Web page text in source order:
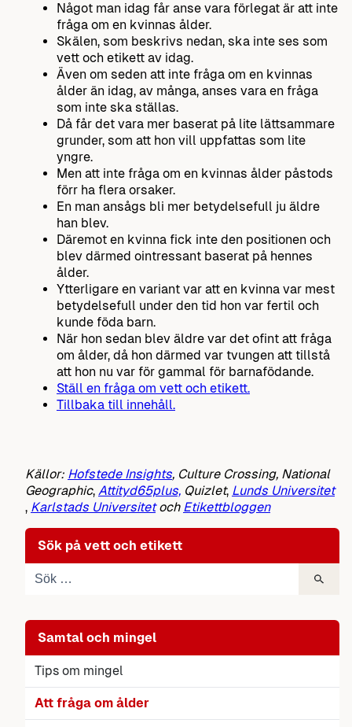
Sök på vett och etikett
Samtal och mingel
Tips om mingel
Att fråga om ålder
Något man idag får anse vara förlegat är att inte
fråga om en kvinnas ålder.
Skälen, som beskrivs nedan, ska inte ses som
vett och etikett av idag.
Även om seden att inte fråga om en kvinnas
ålder än idag, av många, anses vara en fråga
som inte ska ställas.
Då får det vara mer baserat på lite lättsammare
grunder, som att hon vill uppfattas som lite
yngre.
Men att inte fråga om en kvinnas ålder påstods
förr ha flera orsaker.
En man ansågs bli mer betydelsefull ju äldre
han blev.
Däremot en kvinna fick inte den positionen och
blev därmed ointressant baserat på hennes
ålder.
Ytterligare en variant var att en kvinna var mest
betydelsefull under den tid hon var fertil och
kunde föda barn.
När hon sedan blev äldre var det ofint att fråga
om ålder, då hon därmed var tvungen att tillstå
att hon nu var för gammal för barnafödande.
Ställ en fråga om vett och etikett.
Tillbaka till innehåll.
Källor: Hofstede Insights, Culture Crossing, National
Geographic, Attityd65plus, Quizlet, Lunds Universitet
, Karlstads Universitet och Etikettbloggen